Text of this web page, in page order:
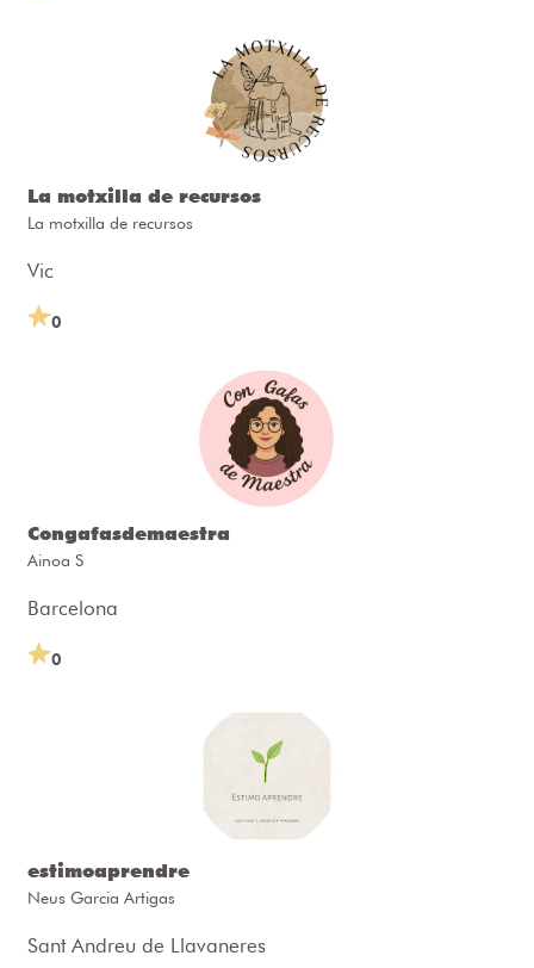
La motxilla de recursos
La motxilla de recursos
Vic
0
Congafasdemaestra
Ainoa S
Barcelona
0
estimoaprendre
Neus Garcia Artigas
Sant Andreu de Llavaneres